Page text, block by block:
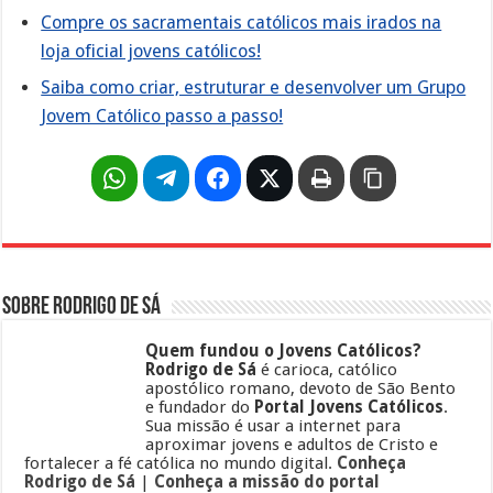
Compre os sacramentais católicos mais irados na
loja oficial jovens católicos!
Saiba como criar, estruturar e desenvolver um Grupo
Jovem Católico passo a passo!
Sobre Rodrigo de Sá
Quem fundou o Jovens Católicos?
Rodrigo de Sá é carioca, católico
apostólico romano, devoto de São Bento
e fundador do Portal Jovens Católicos.
Sua missão é usar a internet para
aproximar jovens e adultos de Cristo e
fortalecer a fé católica no mundo digital. Conheça
Rodrigo de Sá | Conheça a missão do portal